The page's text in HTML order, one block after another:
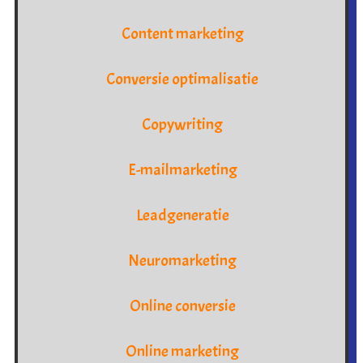
Content marketing
Conversie optimalisatie
Copywriting
E-mailmarketing
Leadgeneratie
Neuromarketing
Online conversie
Online marketing